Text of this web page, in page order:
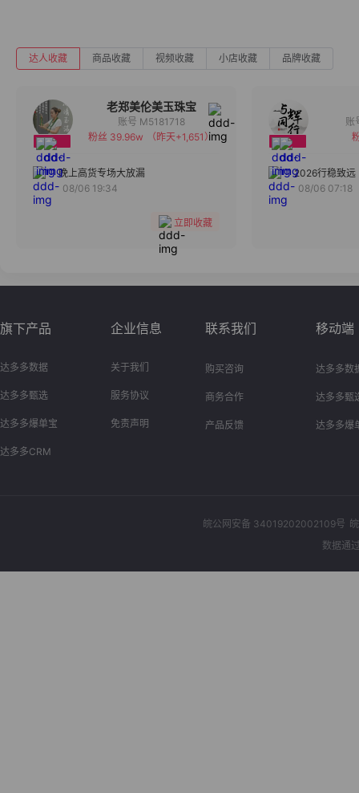
达人收藏 商品收藏 视频收藏 小店收藏 品牌收藏
老郑美伦美玉珠宝
备注
分组
账号 M5181718
粉丝 39.96w
（昨天+1,651）
晚上高货专场大放漏
08/06 19:34
立即收藏
2026行稳致远
08/06 07:18
旗下产品
达多多数据
达多多甄选
达多多爆单宝
达多多CRM
企业信息
关于我们
服务协议
免责声明
联系我们
购买咨询
商务合作
产品反馈
移动端
达多多数
达多多甄
达多多爆
皖公网安备 34019202002109号
数据通